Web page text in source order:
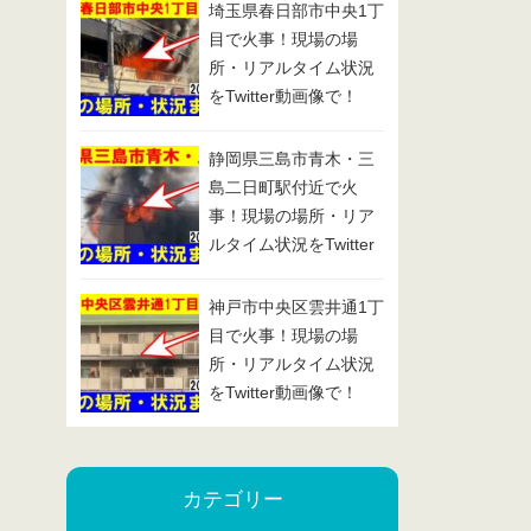
埼玉県春日部市中央1丁
目で火事！現場の場
所・リアルタイム状況
をTwitter動画像で！
静岡県三島市青木・三
島二日町駅付近で火
事！現場の場所・リア
ルタイム状況をTwitter
神戸市中央区雲井通1丁
目で火事！現場の場
所・リアルタイム状況
をTwitter動画像で！
カテゴリー